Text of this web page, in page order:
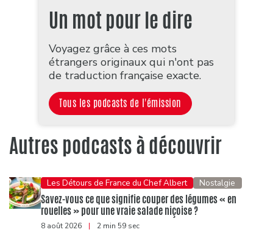
Un mot pour le dire
Voyagez grâce à ces mots
étrangers originaux qui n'ont pas
de traduction française exacte.
Tous les podcasts de l'émission
Autres podcasts à découvrir
Les Détours de France du Chef Albert Nostalgie
Savez-vous ce que signifie couper des légumes « en
rouelles » pour une vraie salade niçoise ?
8 août 2026 | 2 min 59 sec